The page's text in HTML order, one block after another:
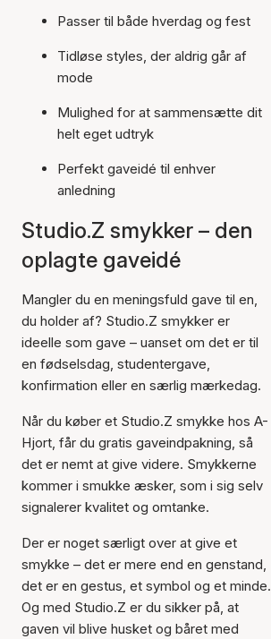
Passer til både hverdag og fest
Tidløse styles, der aldrig går af
mode
Mulighed for at sammensætte dit
helt eget udtryk
Perfekt gaveidé til enhver
anledning
Studio.Z smykker – den
oplagte gaveidé
Mangler du en meningsfuld gave til en,
du holder af? Studio.Z smykker er
ideelle som gave – uanset om det er til
en fødselsdag, studentergave,
konfirmation eller en særlig mærkedag.
Når du køber et Studio.Z smykke hos A-
Hjort, får du gratis gaveindpakning, så
det er nemt at give videre. Smykkerne
kommer i smukke æsker, som i sig selv
signalerer kvalitet og omtanke.
Der er noget særligt over at give et
smykke – det er mere end en genstand,
det er en gestus, et symbol og et minde.
Og med Studio.Z er du sikker på, at
gaven vil blive husket og båret med